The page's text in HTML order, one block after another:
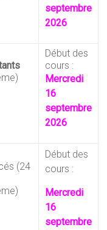
septembre
2026
Début des
cours :
Mercredi
16
septembre
2026
(24
Début des
cours :
Mercredi
16
septembre